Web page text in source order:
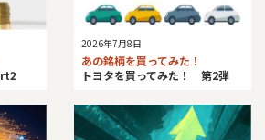
2026年7月8日
あの銘柄を買ってみた！
トヨタを買ってみた！ 第2弾